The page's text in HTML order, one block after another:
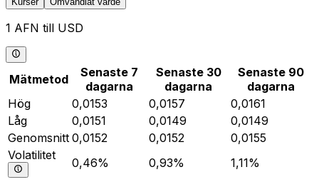
1 AFN till USD
Mätmetod
Senaste 7
dagarna
Senaste 30
dagarna
Senaste 90
dagarna
Hög
0,0153 0,0157
0,0161
Låg
0,0151 0,0149
0,0149
Genomsnitt 0,0152 0,0152
0,0155
Volatilitet
0,46% 0,93% 1,11%